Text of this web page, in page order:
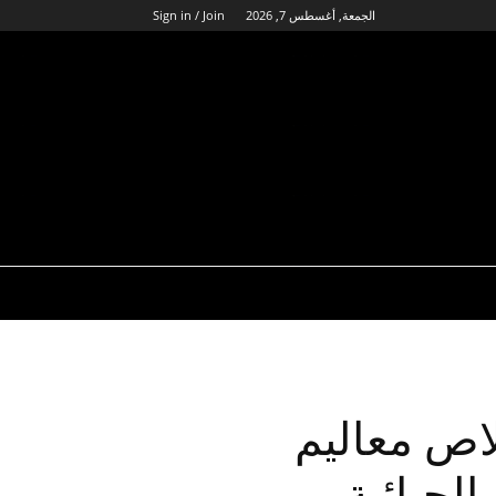
الجمعة, أغسطس 7, 2026 Sign in / Join
ربط خلاص معاليم